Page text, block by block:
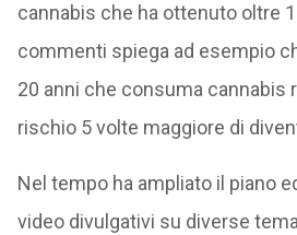
cannabis che ha ottenuto oltre
commenti spiega ad esempio
20 anni che consuma cannabis
rischio 5 volte maggiore di
Nel tempo ha ampliato il piano
video divulgativi su diverse